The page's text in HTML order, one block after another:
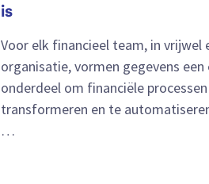
is
Voor elk financieel team, in vrijwel
organisatie, vormen gegevens een
onderdeel om financiële
transformeren en te
…